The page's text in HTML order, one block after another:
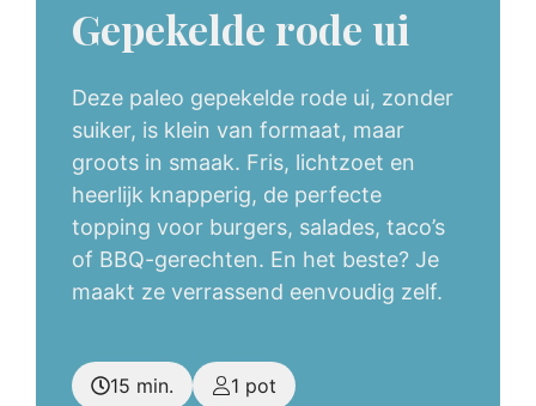
Gepekelde rode ui
Deze paleo gepekelde rode ui, zonder
suiker, is klein van formaat, maar
groots in smaak. Fris, lichtzoet en
heerlijk knapperig, de perfecte
topping voor burgers, salades, taco’s
of BBQ-gerechten. En het beste? Je
maakt ze verrassend eenvoudig zelf.
15 min.
1 pot